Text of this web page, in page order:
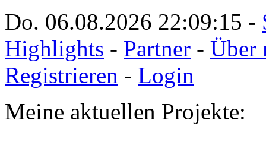
Do. 06.08.2026 22:09:15 -
Highlights - Partner - Über
Registrieren - Login
Meine aktuellen Projekte: